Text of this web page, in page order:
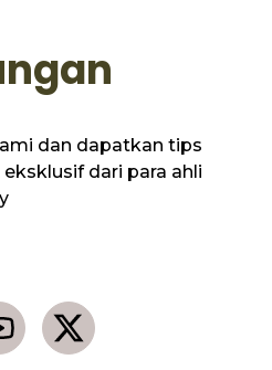
dan dapatkan tips
dari para ahli